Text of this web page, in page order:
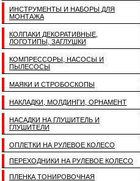
ИНСТРУМЕНТЫ И НАБОРЫ ДЛЯ
МОНТАЖА
КОЛПАКИ ДЕКОРАТИВНЫЕ,
ЛОГОТИПЫ, ЗАГЛУШКИ
КОМПРЕССОРЫ, НАСОСЫ И
ПЫЛЕСОСЫ
МАЯКИ И СТРОБОСКОПЫ
НАКЛАДКИ, МОЛДИНГИ, ОРНАМЕНТ
НАСАДКИ НА ГЛУШИТЕЛЬ И
ГЛУШИТЕЛИ
ОПЛЕТКИ НА РУЛЕВОЕ КОЛЕСО
ПЕРЕХОДНИКИ НА РУЛЕВОЕ КОЛЕСО
ПЛЕНКА ТОНИРОВОЧНАЯ